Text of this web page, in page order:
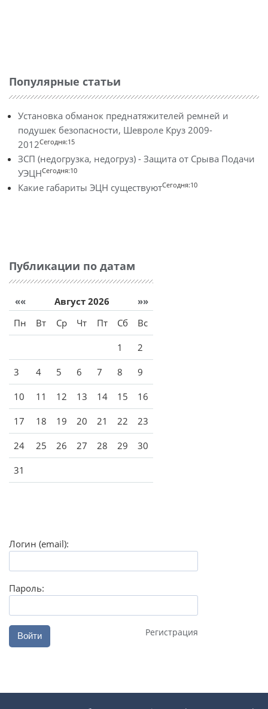
Популярные статьи
Установка обманок преднатяжителей ремней и
подушек безопасности, Шевроле Круз 2009-
2012Сегодня:15
ЗСП (недогрузка, недогруз) - Защита от Срыва Подачи
УЭЦНСегодня:10
Какие габариты ЭЦН существуютСегодня:10
Публикации по датам
«« Август 2026
»»
Пн
Вт Ср Чт Пт Сб Вс
1 2
3 4 5 6 7 8 9
10 11 12 13 14 15 16
17 18 19 20 21 22 23
24 25 26 27 28 29 30
31
Логин (email):
Пароль:
Войти Регистрация